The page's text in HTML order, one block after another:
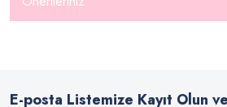
E-posta Listemize Kayıt Olun